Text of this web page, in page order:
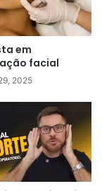
em
facial
2025